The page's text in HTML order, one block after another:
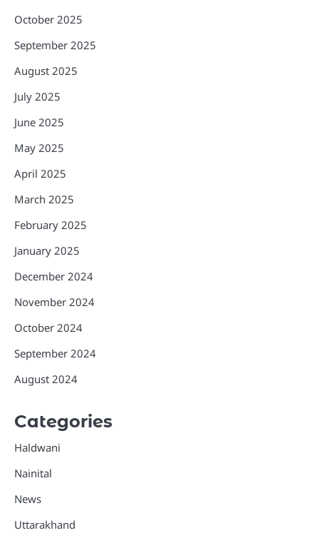
October 2025
September 2025
August 2025
July 2025
June 2025
May 2025
April 2025
March 2025
February 2025
January 2025
December 2024
November 2024
October 2024
September 2024
August 2024
Categories
Haldwani
Nainital
News
Uttarakhand